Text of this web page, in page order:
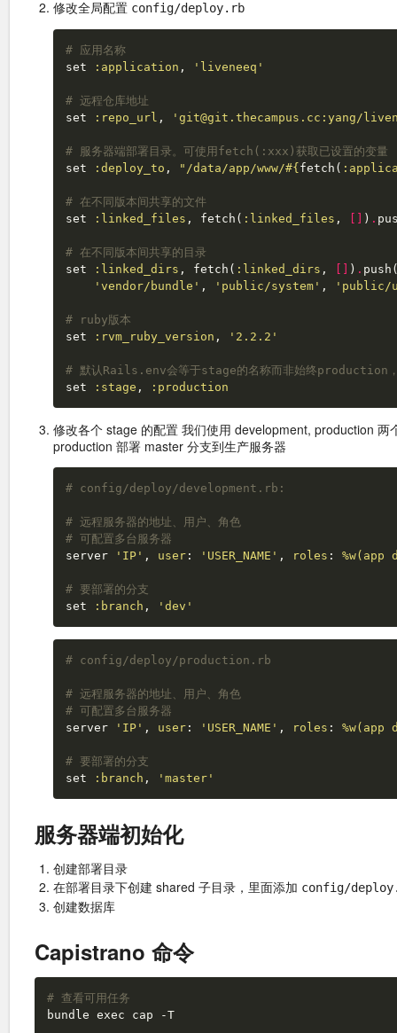
修改全局配置 config/deploy.rb
# 应用名称
set
:application , 'liveneeq'
# 远程仓库地址
set
:repo_url , ' git@git.thecampus.cc :yang/
# 服务器端部署目录。可使用fetch(:xxx)获取已设置的变量
set
:deploy_to , "/data/app/www/#{ fetch (
# 在不同版本间共享的文件
set
:linked_files , fetch ( :linked_files , ) .
# 在不同版本间共享的目录
set
:linked_dirs , fetch ( :linked_dirs , ) . push
'vendor/bundle' , 'public/system' , 'public/
# ruby版本
set
:rvm_ruby_version , '2.2.2'
# 默认Rails.env会等于stage的名称而非始终production，
set
:stage , :production
修改各个 stage 的配置 我们使用 development, production
production 部署 master 分支到生产服务器
# config/deploy/development.rb:
# 远程服务器的地址、用户、角色
# 可配置多台服务器
server
'IP' , user : 'USER_NAME' , roles : %w(app
# 要部署的分支
set
:branch , 'dev'
# config/deploy/production.rb
# 远程服务器的地址、用户、角色
# 可配置多台服务器
server
'IP' , user : 'USER_NAME' , roles : %w(app
# 要部署的分支
set
:branch , 'master'
服务器端初始化
创建部署目录
在部署目录下创建 shared 子目录，里面添加 config/
创建数据库
Capistrano 命令
# 查看可用任务
bundle exec